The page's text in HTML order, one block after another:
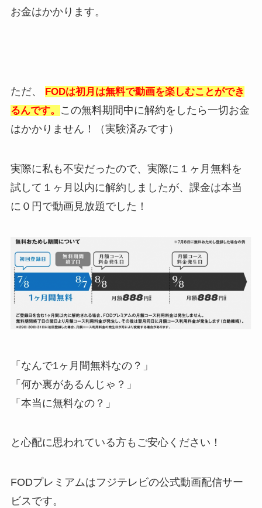
お金はかかります。
ただ、
FODは初月は無料で動画を楽しむことができ
るんです。
この無料期間中に解約をしたら一切お金
はかかりません！（実験済みです）
実際に私も不安だったので、実際に１ヶ月無料を
試して１ヶ月以内に解約しましたが、課金は本当
に０円で動画見放題でした！
「なんで1ヶ月間無料なの？」
「何か裏があるんじゃ？」
「本当に無料なの？」
と心配に思われている方もご安心ください！
FODプレミアムはフジテレビの公式動画配信サー
ビスです。